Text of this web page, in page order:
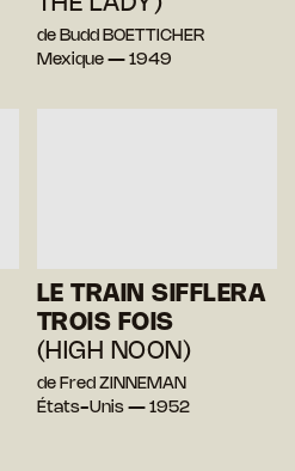
de Budd BOETTICHER
Mexique — 1949
LE TRAIN SIFFLERA
TROIS FOIS
(HIGH NOON)
de Fred ZINNEMAN
États-Unis — 1952